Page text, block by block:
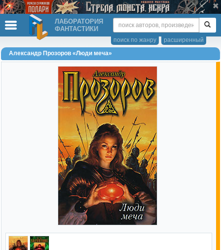
ЛАБОРАТОРИЯ
ФАНТАСТИКИ
расширенный
поиск по жанру
Александр Прозоров «Люди меча»